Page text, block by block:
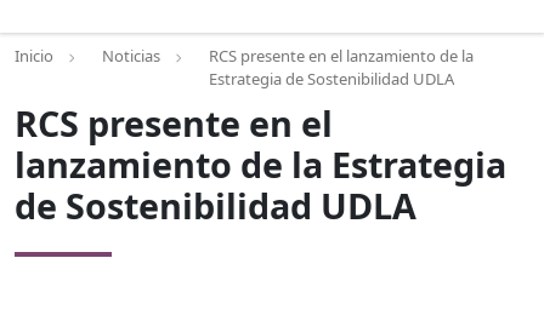
Inicio Noticias
RCS presente en el lanzamiento de la
Estrategia de Sostenibilidad UDLA
RCS presente en el
lanzamiento de la Estrategia
de Sostenibilidad UDLA